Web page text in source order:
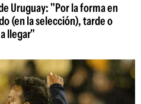
Uruguay: "Por la forma en
(en la selección), tarde o
llegar"